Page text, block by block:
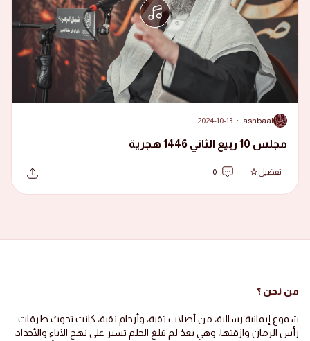
A
ashbaal
·
2024-10-13
مجلس 10 ربيع الثاني 1446 هجرية
تفضيل 0
من نحن ؟
شموع إيمانية رسالية، من أصلاب تقية، وأرحام نقية، كانت تجوبُ طرقات
رأس الرمان وازقتها، وهي بعدُ لم تبلغ الحلم تسير على نهج الآباء والأجداد،